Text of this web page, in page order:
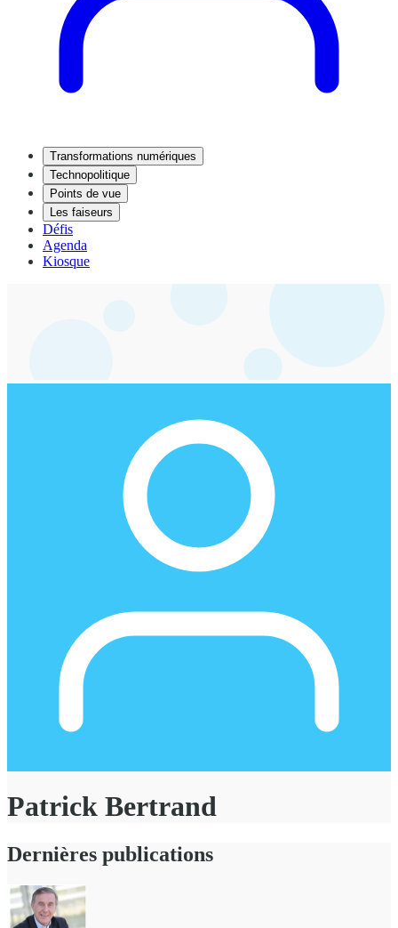
Transformations numériques
Technopolitique
Points de vue
Les faiseurs
Défis
Agenda
Kiosque
Patrick Bertrand
Dernières publications